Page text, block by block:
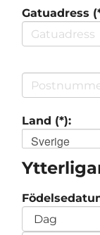
Gatuadress
Land (*):
Sverige